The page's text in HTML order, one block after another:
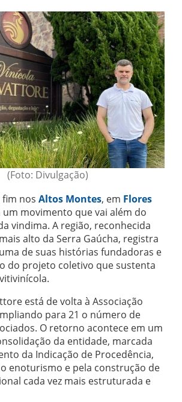
(Foto: Divulgação)
fim nos Altos Montes, em Flores
um movimento que vai além do
vindima. A região, reconhecida
alto da Serra Gaúcha, registra
de suas histórias fundadoras e
do projeto coletivo que sustenta
está de volta à Associação
para 21 o número de
O retorno acontece em um
da entidade, marcada
da Indicação de Procedência,
enoturismo e pela construção de
cada vez mais estruturada e